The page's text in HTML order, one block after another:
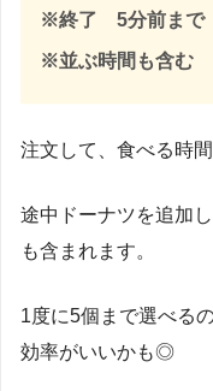
※終了 5分前まで
※並ぶ時間も含む
注文して、食べる時間
途中ドーナツを追加
も含まれます。
1度に5個まで選べる
効率がいいかも◎